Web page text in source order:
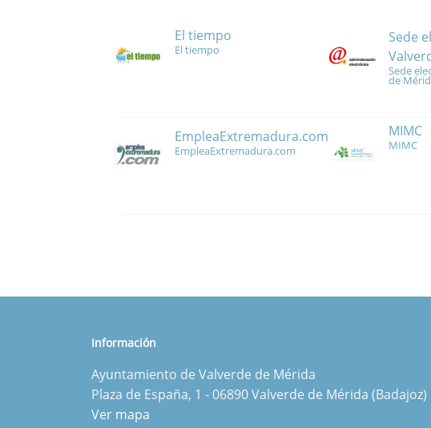
El tiempo
El tiempo
Sede
Sede
de
EmpleaExtremadura.com
EmpleaExtremadura.com
MIMC
MIMC
Información
Ayuntamiento de Valverde de Mérida
Plaza de España, 1 - 06890 Valverde de Mérida (Badajoz)
Ver mapa